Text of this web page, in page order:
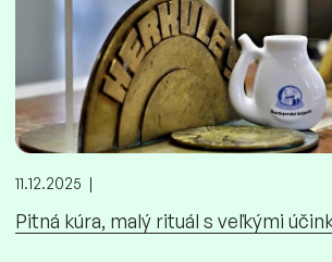
11.12.2025
Pitná kúra, malý rituál s veľkými